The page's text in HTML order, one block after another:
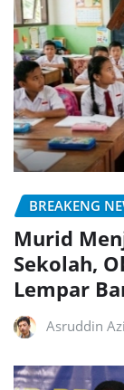
BREAKENG
Murid
Sekolah,
Lempar
Asruddin